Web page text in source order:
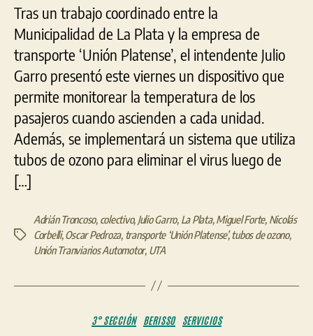
Tras un trabajo coordinado entre la
Municipalidad de La Plata y la empresa de
transporte ‘Unión Platense’, el intendente Julio
Garro presentó este viernes un dispositivo que
permite monitorear la temperatura de los
pasajeros cuando ascienden a cada unidad.
Además, se implementará un sistema que utiliza
tubos de ozono para eliminar el virus luego de
[…]
Etiquetas
Adrián Troncoso, colectivo, Julio Garro, La Plata,Miguel Forte, Nicolás
Corbelli,Oscar Pedroza, transporte ‘Unión Platense’,tubos de ozono,
Unión Tranviarios Automotor, UTA
Categorías
3° SECCIÓN BERISSO SERVICIOS